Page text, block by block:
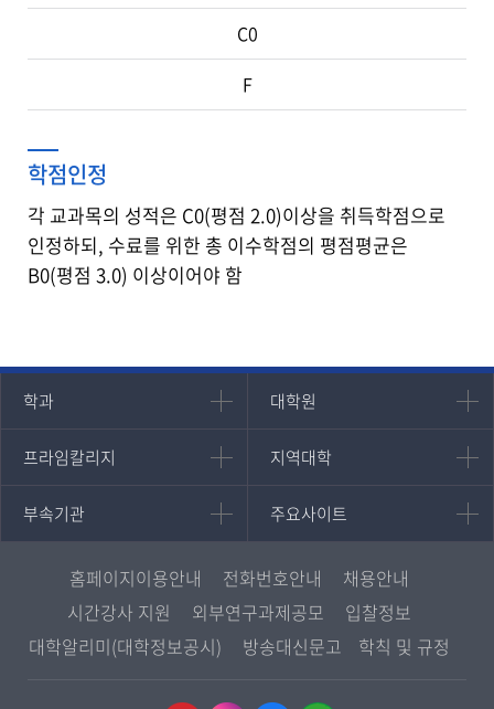
C0
F
학점인정
각 교과목의 성적은 C0(평점 2.0)이상을 취득학점으로
인정하되, 수료를 위한 총 이수학점의 평점평균은
B0(평점 3.0) 이상이어야 함
학과
인문과학대학
국어국문학과
영어영문학과
일본학과
사회과학대학
대학원
대학원
대학원
경영대학원
프라임칼리지
프라임칼리지
학사학위과정
평생교육과정
지역대학
지역대학
지역대학 포털
서울지역대학
대구경북지역대학
인천지역대학
광주전남지역대학
부속기관
부속기관
중앙도서관
원격교육혁신연구원
통합인문학연구소
디지털미디어센터
주요사이트
주요사이트
멘토링
진로심리상담
교육정보화본부
국립대학육성사업
홈페이지이용안내 전화번호안내
채용안내
시간강사 지원
외부연구과제공모
입찰정보
대학알리미(대학정보공시)
방송대신문고 학칙 및 규정